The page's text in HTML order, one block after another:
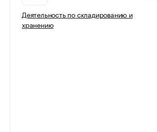
Деятельность по складированию и
хранению